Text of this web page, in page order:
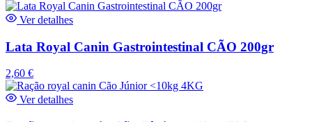
Ver detalhes
Lata Royal Canin Gastrointestinal CÃO 200gr
2,60 €
Ver detalhes